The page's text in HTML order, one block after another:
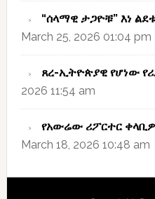
“ሰላማዊ ታጋዮቹ” እነ
March 25, 2026 01:04 pm
ጸረ-ኢትዮጵያዊ የሆነው
2026 11:54 am
የአውሬው ሪፖርተር
March 18, 2026 10:48 am